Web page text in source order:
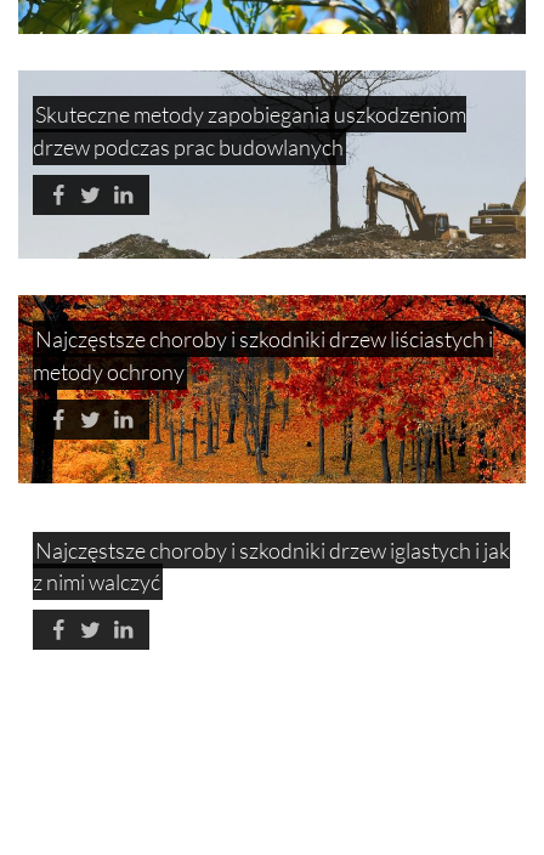
Skuteczne metody zapobiegania uszkodzeniom
drzew podczas prac budowlanych
Najczęstsze choroby i szkodniki drzew liściastych i
metody ochrony
Najczęstsze choroby i szkodniki drzew iglastych i jak
z nimi walczyć